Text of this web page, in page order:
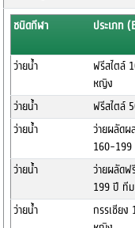
ชนิดกีฬา ประเภท
ว่ายน้ำ
ฟรีสไตล์
หญิง
ว่ายน้ำ ฟรีสไตล์
ว่ายน้ำ
ว่ายผลัด
160-
ว่ายน้ำ
ว่ายผลัด
199 ปี ที
ว่ายน้ำ
กรรเชียง